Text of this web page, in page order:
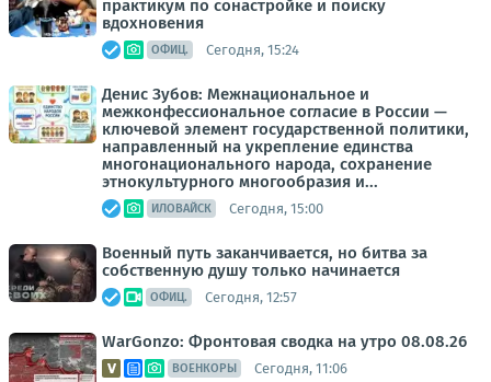
практикум по сонастройке и поиску
вдохновения
ОФИЦ. Сегодня, 15:24
Денис Зубов: Межнациональное и
межконфессиональное согласие в России —
ключевой элемент государственной политики,
направленный на укрепление единства
многонационального народа, сохранение
этнокультурного многообразия и...
ИЛОВАЙСК Сегодня, 15:00
Военный путь заканчивается, но битва за
собственную душу только начинается
ОФИЦ. Сегодня, 12:57
WarGonzo: Фронтовая сводка на утро 08.08.26
ВОЕНКОРЫ Сегодня, 11:06